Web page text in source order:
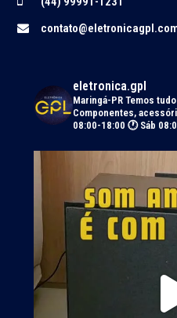
eletronica.gpl
Maringá-PRTemos
Componentes,
08:00-18:00 🕐 Sáb